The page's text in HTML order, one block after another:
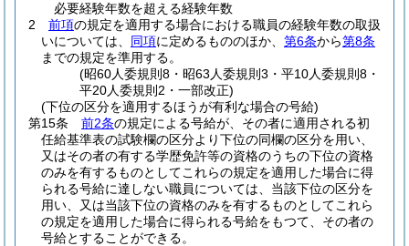
必要経験年数を超える経験年数
2
前項の規定を適用する場合における職員の経験年数の取扱
いについては、 同項に定めるもののほか、 第6条から第8条
までの規定を準用する。
(昭60人委規則8・昭63人委規則3・平10人委規則8・
平20人委規則2・一部改正)
(下位の区分を適用するほうが有利な場合の号給)
第15条
前2条の規定による号給が、その者に適用される初
任給基準表の試験欄の区分より下位の同欄の区分を用い、
又はその者の有する学歴免許等の資格のうちの下位の資格
のみを有するものとしてこれらの規定を適用した場合に得
られる号給に達しない職員については、当該下位の区分を
用い、又は当該下位の資格のみを有するものとしてこれら
の規定を適用した場合に得られる号給をもつて、その者の
号給とすることができる。